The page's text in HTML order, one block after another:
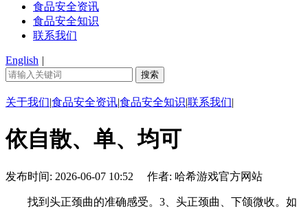
食品安全资讯
食品安全知识
联系我们
English |
关于我们|食品安全资讯|食品安全知识|联系我们|
依自散、单、均可
发布时间: 2026-06-07 10:52 作者: 哈希游戏官方网站
找到头正颈曲的准确感受。3、头正颈曲、下颌微收。如